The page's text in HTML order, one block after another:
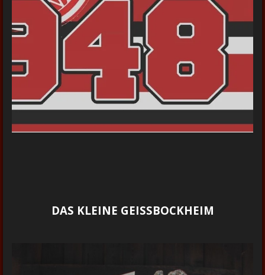
DAS KLEINE GEISSBOCKHEIM